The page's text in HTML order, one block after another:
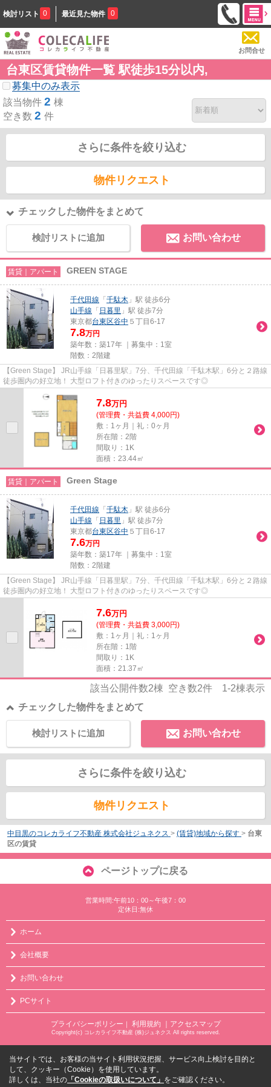
検討リスト 0 最近見た物件 0
お問合せ
台東区賃貸物件一覧 駅徒歩15分以内,
募集中のみ表示
該当物件 2 棟
空き数 2 件
さらに条件を絞り込む
物件リクエスト
チェックした物件をまとめて
検討リストに追加 お問い合わせ
賃貸｜アパート GREEN STAGE
千代田線 「 千駄木 」駅 徒歩6分
山手線 「 日暮里 」駅 徒歩7分
東京都台東区谷中 ５丁目6-17
7.8万円
築年数：築17年 ｜募集中： 1室
階数：2階建
【Green Stage】 JR山手線「日暮里駅」7分、千代田線「千駄木駅」6分と２路線
徒歩圏内の好立地！ 大型ロフト付きのゆったりスペースです◎
7.8万円
(管理費・共益費 4,000円)
敷：1ヶ月｜礼：0ヶ月
所在階：2階
間取り：1K
面積：23.44㎡
賃貸｜アパート Green Stage
千代田線 「 千駄木 」駅 徒歩6分
山手線 「 日暮里 」駅 徒歩7分
東京都台東区谷中 ５丁目6-17
7.6万円
築年数：築17年 ｜募集中： 1室
階数：2階建
【Green Stage】 JR山手線「日暮里駅」7分、千代田線「千駄木駅」6分と２路線
徒歩圏内の好立地！ 大型ロフト付きのゆったりスペースです◎
7.6万円
(管理費・共益費 3,000円)
敷：1ヶ月｜礼：1ヶ月
所在階：1階
間取り：1K
面積：21.37㎡
該当公開件数2棟 空き数2件 1-2棟表示
チェックした物件をまとめて
お問い合わせ
検討リストに追加
さらに条件を絞り込む
物件リクエスト
中目黒のコレカライフ不動産 株式会社ジュネクス > (賃貸)地域から探す > 台東
区の賃貸
ページトップに戻る
営業時間:午前10：00～午後7：00
定休日:無休
ホーム
会社概要
お問い合わせ
PCサイト
プライバシーポリシー ｜ 利用規約 ｜アクセスマップ
Copyright(c) コレカライフ不動産 (株)ジュネクス All rights reserved.
当サイトでは、お客様の当サイト利用状況把握、サービス向上検討を目的と
して、クッキー（Cookie）を使用しています。
詳しくは、当社の 「Cookieの取扱いについて」 をご確認ください。